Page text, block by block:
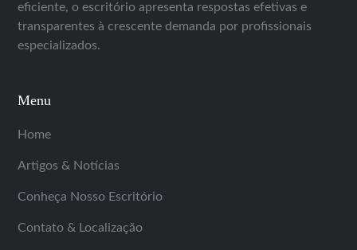
eficiente, o escritório apresenta respostas efetivas e
transparentes à crescente demanda por profissionais
especializados.
Menu
Home
Artigos & Notícias
Conheça Nosso Escritório
Contato & Localização